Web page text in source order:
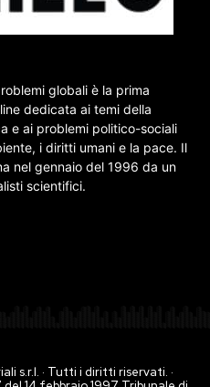
globali è la prima
dedicata ai temi della
e ai problemi politico-sociali
i diritti umani e la pace. Il
nel gennaio del 1996 da un
scientifici.
s.r.l. · Tutti i diritti riservati. ·